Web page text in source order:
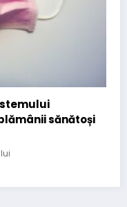
in Bucuresti